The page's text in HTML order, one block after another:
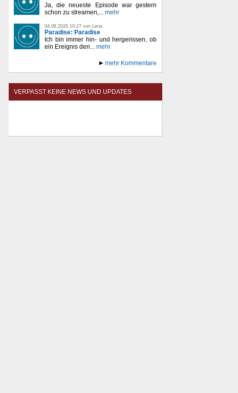
Ja, die neueste Episode war gestern
schon zu streamen,...
mehr
04.08.2026 10:27 von Lena
Paradise: Paradise
Ich bin immer hin- und hergerissen, ob
ein Ereignis den...
mehr
mehr Kommentare
VERPASST KEINE NEWS UND UPDATES